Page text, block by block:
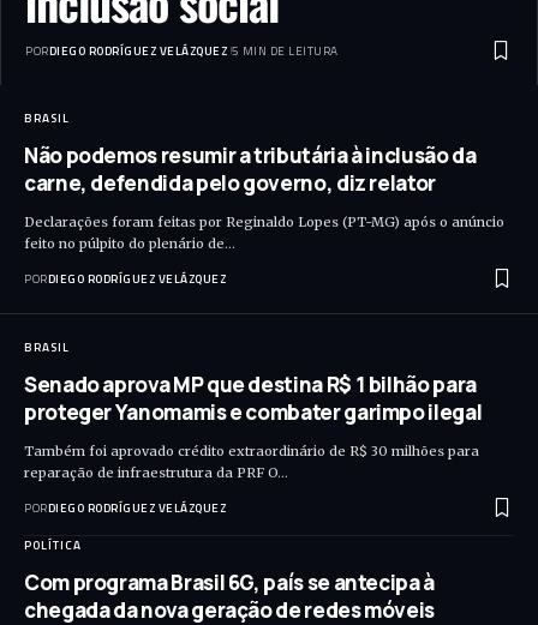
PORDIEGO RODRÍGUEZ VELÁZQUEZ 5 MIN DE LEITURA
BRASIL
Não podemos resumir a tributária à inclusão da
carne, defendida pelo governo, diz relator
Declarações foram feitas por Reginaldo Lopes (PT-MG) após o anúncio
feito no púlpito do plenário de…
PORDIEGO RODRÍGUEZ VELÁZQUEZ
BRASIL
Senado aprova MP que destina R$ 1 bilhão para
proteger Yanomamis e combater garimpo ilegal
Também foi aprovado crédito extraordinário de R$ 30 milhões para
reparação de infraestrutura da PRF O…
PORDIEGO RODRÍGUEZ VELÁZQUEZ
POLÍTICA
Com programa Brasil 6G, país se antecipa à
chegada da nova geração de redes móveis